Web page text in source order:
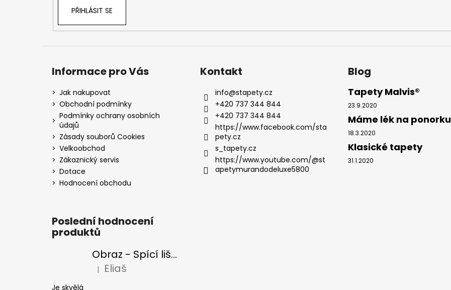
PŘIHLÁSIT SE
Informace pro Vás
Jak nakupovat
Obchodní podmínky
Podmínky ochrany osobních
údajů
Zásady souborů Cookies
Velkoobchod
Zákaznický servis
Dotace
Hodnocení obchodu
Kontakt
info@stapety.cz
+420 737 344 844
+420 737 344 844
https://www.facebook.com/sta
pety.cz
s_tapety.cz
https://www.youtube.com/@st
apetymurandodeluxe5800
Blog
Tapety Malvis®
23.9.2020
Máme lék na ponorku
18.3.2020
Klasické tapety
31.1.2020
Poslední hodnocení
produktů
Obraz - Spící liška
Hodnocení produktu je 5 z 5 hvězdiček.
| Eliaš
Je skvělá